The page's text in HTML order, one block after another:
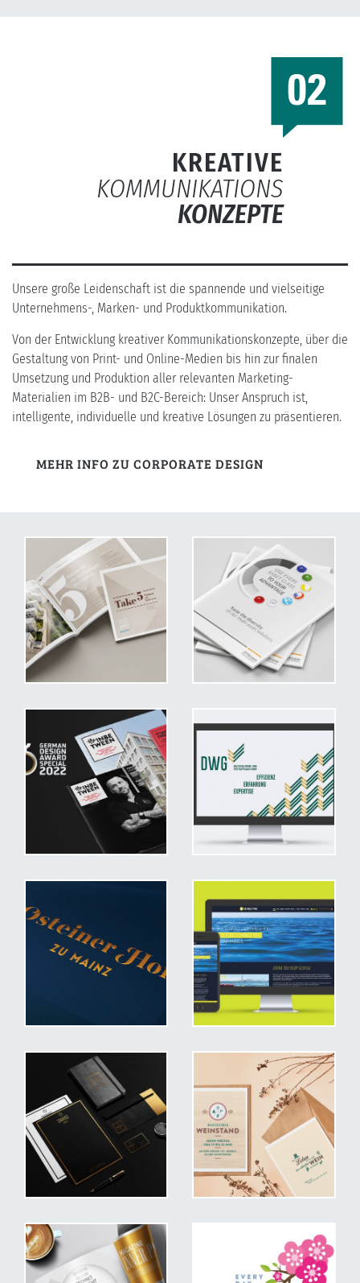
KREATIVE
KOMMUNIKATIONS
KONZEPTE
Unsere große Leidenschaft ist die spannende und vielseitige
Unternehmens-, Marken- und Produktkommunikation.
Von der Entwicklung kreativer Kommunikationskonzepte, über die
Gestaltung von Print- und Online-Medien bis hin zur finalen
Umsetzung und Produktion aller relevanten Marketing-
Materialien im B2B- und B2C-Bereich: Unser Anspruch ist,
intelligente, individuelle und kreative Lösungen zu präsentieren.
MEHR INFO ZU CORPORATE DESIGN